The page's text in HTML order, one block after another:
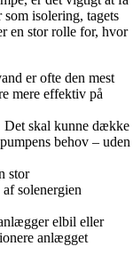
isolering, tagets
en stor rolle for, hvor
er ofte den mest
mere effektiv på
Det skal kunne dække
behov – uden
stor
solenergien
elbil eller
anlægget